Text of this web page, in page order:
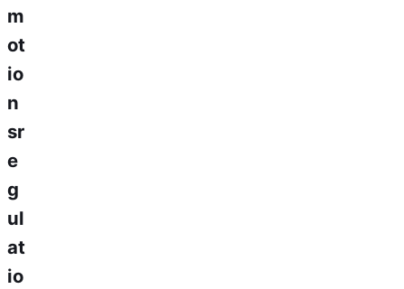
m
ot
io
n
sr
e
g
ul
at
io